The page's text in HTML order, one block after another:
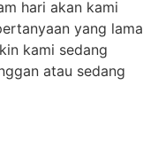
hari akan kami
yang lama
kami sedang
atau sedang